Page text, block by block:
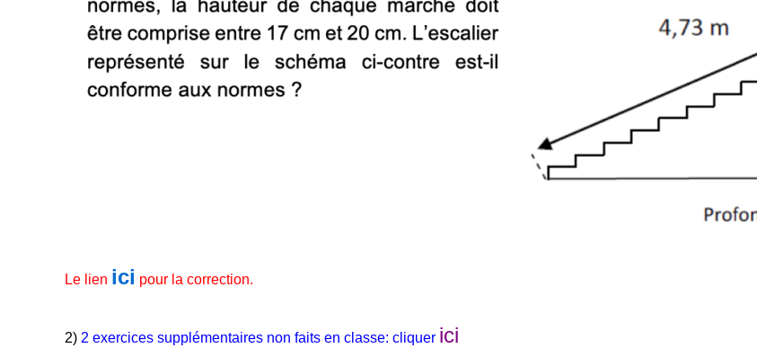
Le lien ici pour la correction.
2) 2 exercices supplémentaires non faits en classe: cliquer ici